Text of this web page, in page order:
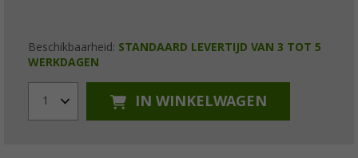
Beschikbaarheid: STANDAARD LEVERTIJD VAN 3 TOT 5
WERKDAGEN
1 IN WINKELWAGEN